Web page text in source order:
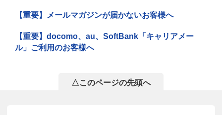
【重要】メールマガジンが届かないお客様へ
【重要】docomo、au、SoftBank「キャリアメー
ル」ご利用のお客様へ
△このページの先頭へ